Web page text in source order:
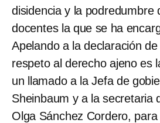
disidencia y la podredumbre
docentes la que se ha
Apelando a la declaración de
respeto al derecho ajeno es
un llamado a la Jefa de
Sheinbaum y a la secretaria
Olga Sánchez Cordero,